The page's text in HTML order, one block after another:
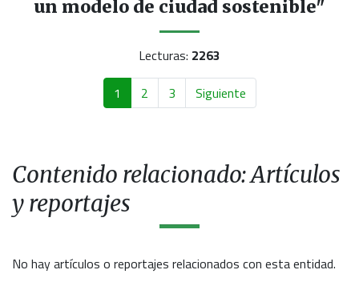
un modelo de ciudad sostenible"
Lecturas: 2263
1
2 3 Siguiente
Contenido relacionado: Artículos
y reportajes
No hay artículos o reportajes relacionados con esta entidad.